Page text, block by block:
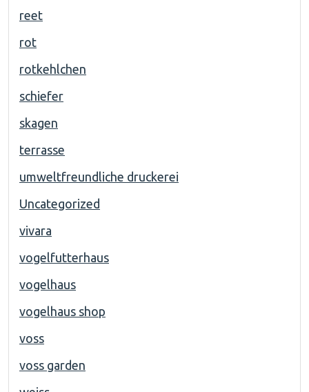
reet
rot
rotkehlchen
schiefer
skagen
terrasse
umweltfreundliche druckerei
Uncategorized
vivara
vogelfutterhaus
vogelhaus
vogelhaus shop
voss
voss garden